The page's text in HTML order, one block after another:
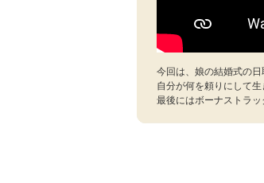
今回は、娘の結婚式の日
自分が何を頼りにして
最後にはボーナストラ